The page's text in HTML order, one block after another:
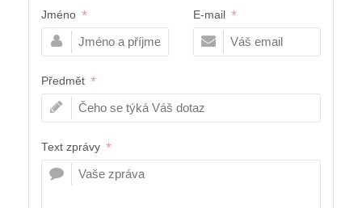
Jméno * E-mail *
Předmět *
Text zprávy *